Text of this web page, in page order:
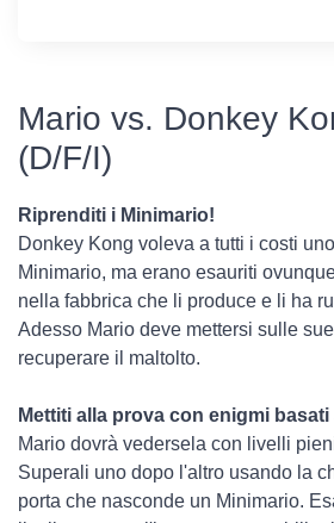
Mario vs. Donkey
(D/F/I)
Riprenditi i Minimario!
Donkey Kong voleva a tutti i costi
Minimario, ma erano esauriti
nella fabbrica che li produce e li ha
Adesso Mario deve mettersi sulle
recuperare il maltolto.
Mettiti alla prova con enigmi
Mario dovrà vedersela con livelli
Superali uno dopo l'altro usando la
porta che nasconde un Minimario.